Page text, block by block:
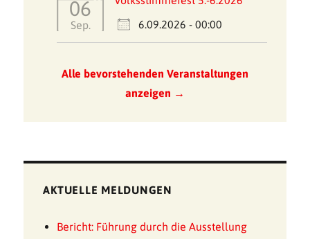
06
Sep.
6.09.2026 - 00:00
Alle bevorstehenden Veranstaltungen
anzeigen →
AKTUELLE MELDUNGEN
Bericht: Führung durch die Ausstellung